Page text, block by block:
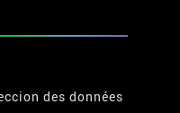
des données